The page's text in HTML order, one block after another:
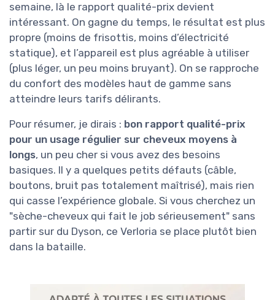
semaine, là le rapport qualité-prix devient
intéressant. On gagne du temps, le résultat est plus
propre (moins de frisottis, moins d’électricité
statique), et l’appareil est plus agréable à utiliser
(plus léger, un peu moins bruyant). On se rapproche
du confort des modèles haut de gamme sans
atteindre leurs tarifs délirants.
Pour résumer, je dirais : bon rapport qualité-prix
pour un usage régulier sur cheveux moyens à
longs, un peu cher si vous avez des besoins
basiques. Il y a quelques petits défauts (câble,
boutons, bruit pas totalement maîtrisé), mais rien
qui casse l’expérience globale. Si vous cherchez un
"sèche-cheveux qui fait le job sérieusement" sans
partir sur du Dyson, ce Verloria se place plutôt bien
dans la bataille.